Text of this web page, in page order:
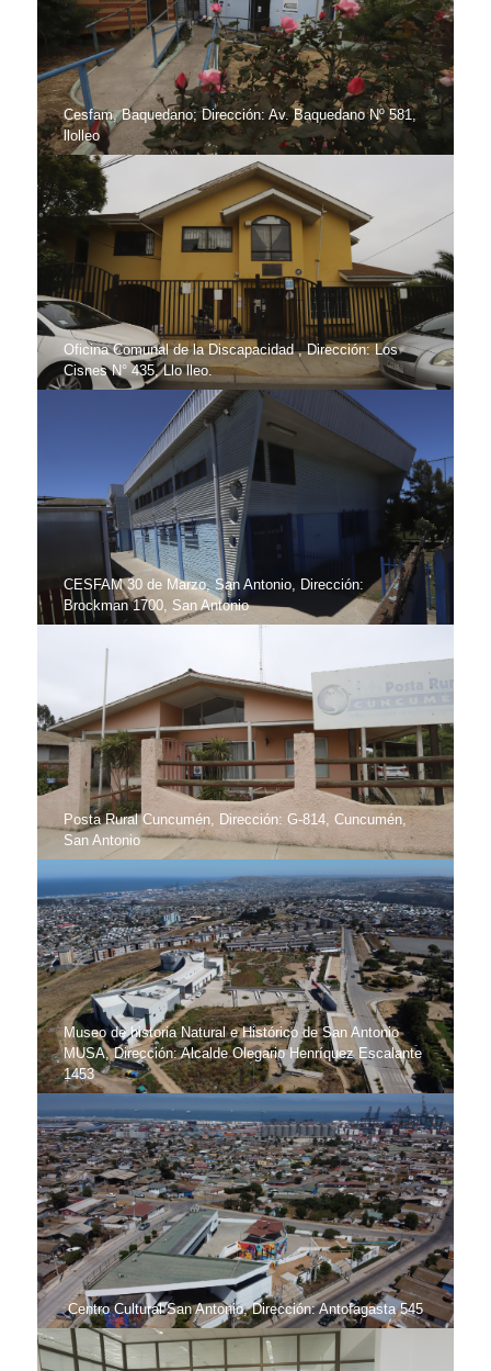
Cesfam, Baquedano; Dirección: Av. Baquedano Nº 581,
llolleo
Oficina Comunal de la Discapacidad , Dirección: Los
Cisnes N° 435, Llo lleo.
CESFAM 30 de Marzo, San Antonio, Dirección:
Brockman 1700, San Antonio
Posta Rural Cuncumén, Dirección: G-814, Cuncumén,
San Antonio
Museo de historia Natural e Histórico de San Antonio
MUSA, Dirección: Alcalde Olegario Henríquez Escalante
1453
Centro Cultural San Antonio, Dirección: Antofagasta 545